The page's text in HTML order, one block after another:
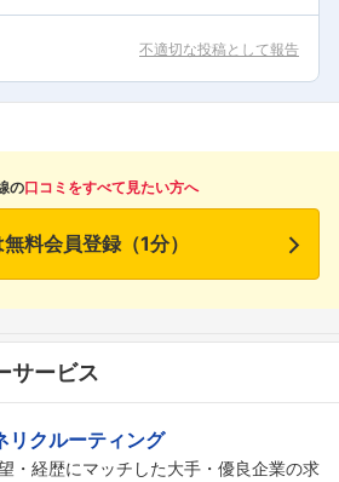
業もフォローしませんか？
不適切な投稿として報告
の口コミをすべて見たい方へ
料会員登録（1分）
サービス
リクルーティング
・経歴にマッチした大手・優良企業の求